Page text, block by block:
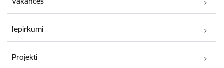
Iepirkumi
Projekti